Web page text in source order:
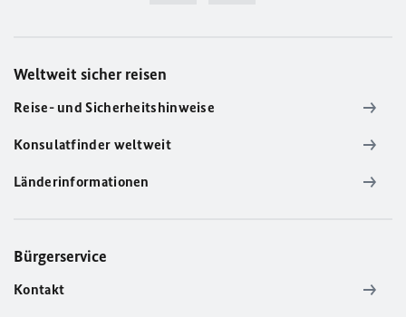
Weltweit sicher reisen
Reise- und Sicherheitshinweise
Konsulatfinder weltweit
Länderinformationen
Bürgerservice
Kontakt